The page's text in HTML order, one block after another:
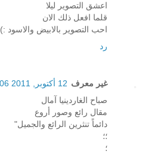
اعشق التصوير ليلا
قلما افعل ذلك الان
احب التصوير بالابيض والاسود :)
رد
غير معرف 12 أكتوبر, 2011 03:06
صباح الغاردينيا آمال
مقال رائع وصور أروع
دائماً تنثرين الرائع والجميل"
؛؛
؛